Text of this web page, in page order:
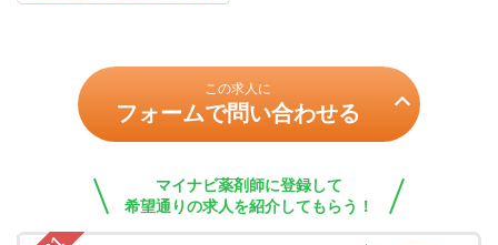
この求人に
フォームで問い合わせる
マイナビ薬剤師に登録して
希望通りの求人を紹介してもらう！